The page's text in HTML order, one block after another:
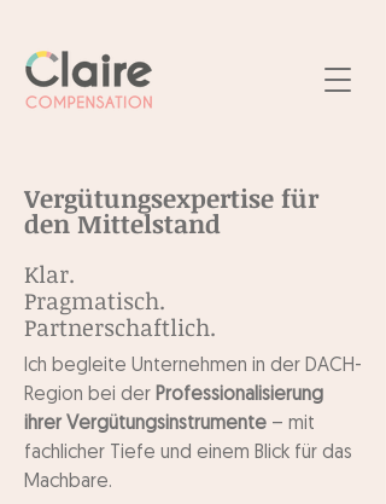
Vergütungsexpertise für
den Mittelstand
Klar.
Pragmatisch.
Partnerschaftlich.
Ich begleite Unternehmen in der DACH-
Region bei der Professionalisierung
ihrer Vergütungsinstrumente – mit
fachlicher Tiefe und einem Blick für das
Machbare.